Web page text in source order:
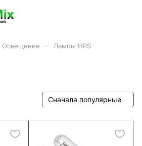
Освещение Лампы HPS
Сначала популярные